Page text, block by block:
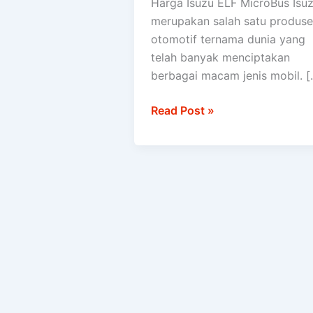
Harga Isuzu ELF MicroBus
merupakan salah satu
otomotif ternama dunia yang
telah banyak menciptakan
berbagai macam jenis mobil.
MicroBus
Read Post »